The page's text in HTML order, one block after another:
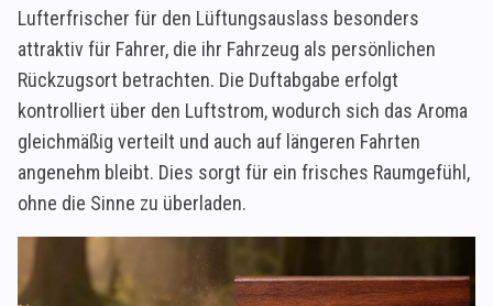
Lufterfrischer für den Lüftungsauslass besonders
attraktiv für Fahrer, die ihr Fahrzeug als persönlichen
Rückzugsort betrachten. Die Duftabgabe erfolgt
kontrolliert über den Luftstrom, wodurch sich das Aroma
gleichmäßig verteilt und auch auf längeren Fahrten
angenehm bleibt. Dies sorgt für ein frisches Raumgefühl,
ohne die Sinne zu überladen.